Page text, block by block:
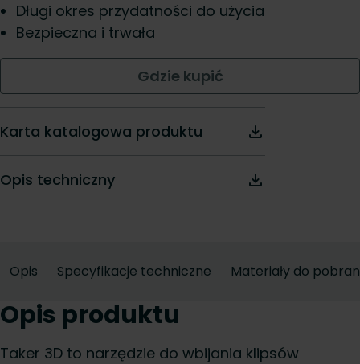
Długi okres przydatności do użycia
Bezpieczna i trwała
Gdzie kupić
Karta katalogowa produktu
Opis techniczny
Opis Specyfikacje techniczne Materiały do
Opis produktu
Taker 3D to narzędzie do wbijania klipsów